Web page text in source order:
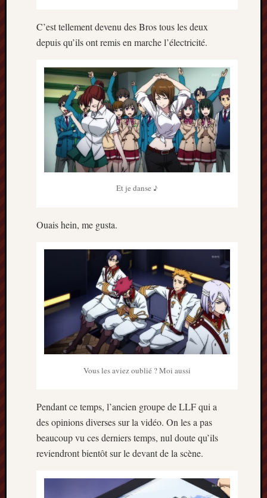
C’est tellement devenu des Bros tous les deux
depuis qu’ils ont remis en marche l’électricité.
Et je danse ♪
Ouais hein, me gusta.
Vous les aviez oublié ? Moi aussi
Pendant ce temps, l’ancien groupe de LLF qui a
des opinions diverses sur la vidéo. On les a pas
beaucoup vu ces derniers temps, nul doute qu’ils
reviendront bientôt sur le devant de la scène.